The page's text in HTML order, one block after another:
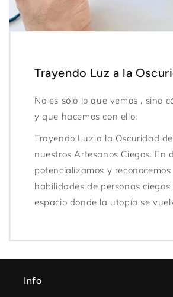
Trayendo Luz a la
No es sólo lo que vemos , sino
y que hacemos con ello.
Trayendo Luz a la Oscuridad
nuestros Artesanos Ciegos. En
potencializamos y
habilidades de personas ciegas
espacio donde la utopía se
Info